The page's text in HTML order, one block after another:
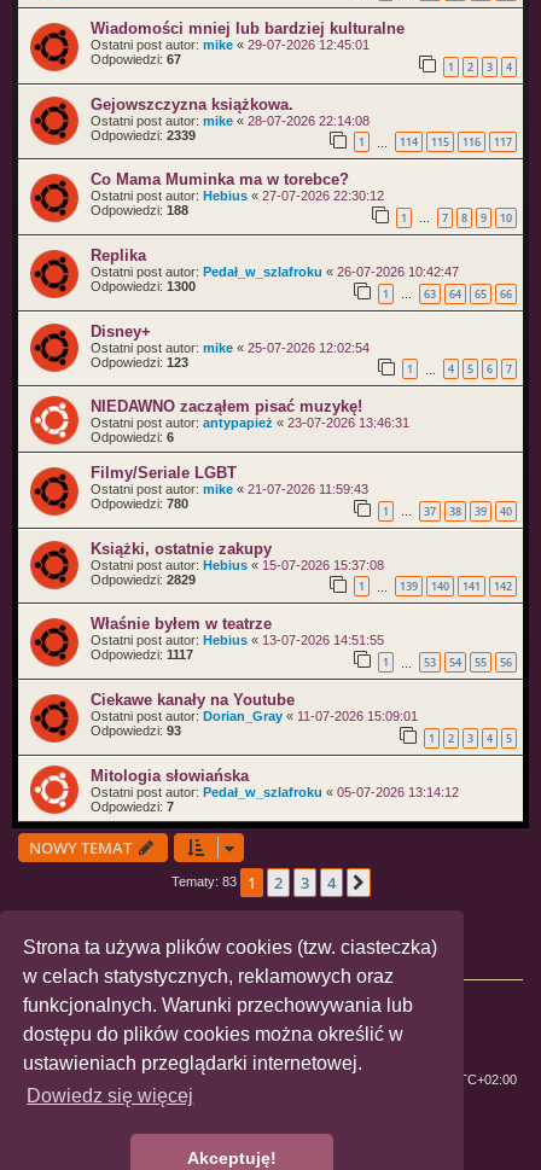
Strona ta używa plików cookies (tzw. ciasteczka)
w celach statystycznych, reklamowych oraz
funkcjonalnych. Warunki przechowywania lub
dostępu do plików cookies można określić w
ustawieniach przeglądarki internetowej.
Dowiedz się więcej
Akceptuję!
Wiadomości mniej lub bardziej kulturalne
Ostatni post autor: mike « 29-07-2026 12:45:01
Odpowiedzi: 67 1 2 3 4
Gejowszczyzna książkowa.
Ostatni post autor: mike « 28-07-2026 22:14:08
Odpowiedzi: 2339 1 114 115 116 117
Co Mama Muminka ma w torebce?
Ostatni post autor: Hebius « 27-07-2026 22:30:12
Odpowiedzi: 188 1 … 7 8 9 10
Replika
Ostatni post autor: Pedał_w_szlafroku « 26-07-2026 10:42:47
Odpowiedzi: 1300 1 63 64 65 66
Disney+
Ostatni post autor: mike « 25-07-2026 12:02:54
Odpowiedzi: 123 1 4 5 6 7
NIEDAWNO zacząłem pisać muzykę!
Ostatni post autor: antypapież « 23-07-2026 13:46:31
Odpowiedzi: 6
Filmy/Seriale LGBT
Ostatni post autor: mike « 21-07-2026 11:59:43
Odpowiedzi: 780 1 … 37 38 39 40
Książki, ostatnie zakupy
Ostatni post autor: Hebius « 15-07-2026 15:37:08
Odpowiedzi: 2829 1 139 140 141 142
Właśnie byłem w teatrze
Ostatni post autor: Hebius « 13-07-2026 14:51:55
Odpowiedzi: 1117 1 53 54 55 56
Ciekawe kanały na Youtube
Ostatni post autor: Dorian_Gray « 11-07-2026 15:09:01
Odpowiedzi: 93 1 2 3 4 5
Mitologia słowiańska
Ostatni post autor: Pedał_w_szlafroku « 05-07-2026 13:14:12
Odpowiedzi: 7
NOWY TEMAT
Tematy: 83 1 2 3 4
TWOJE UPRAWNIENIA NA TYM FORUM
Nie możesz odpowiadać w tematach
Nie możesz
zmieniać swoich postów
Nie możesz usuwać swoich postów
UTC+02:00
Zasady ochrony danych osobowych